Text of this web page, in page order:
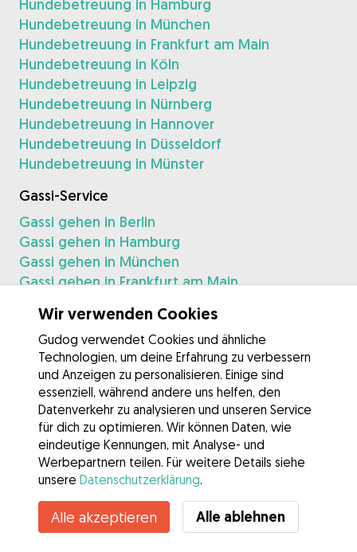
Wir verwenden Cookies
Gudog verwendet Cookies und ähnliche
Technologien, um deine Erfahrung zu verbessern
und Anzeigen zu personalisieren. Einige sind
essenziell, während andere uns helfen, den
Datenverkehr zu analysieren und unseren Service
für dich zu optimieren. Wir können Daten, wie
eindeutige Kennungen, mit Analyse- und
Werbepartnern teilen. Für weitere Details siehe
unsere Datenschutzerklärung.
Alle akzeptieren Alle ablehnen
Hundebetreuung in Hamburg
Hundebetreuung in München
Hundebetreuung in Frankfurt am Main
Hundebetreuung in Köln
Hundebetreuung in Leipzig
Hundebetreuung in Nürnberg
Hundebetreuung in Hannover
Hundebetreuung in Düsseldorf
Hundebetreuung in Münster
Gassi-Service
Gassi gehen in Berlin
Gassi gehen in Hamburg
Gassi gehen in München
Gassi gehen in Frankfurt am Main
Gassi gehen in Leipzig
Gassi gehen in Nürnberg
Gassi gehen in Hannover
Gassi gehen in Düsseldorf
Gassi gehen in Münster
Hundetagesbetreuung
Hundetagesbetreuung in Berlin
Hundetagesbetreuung in Hamburg
Hundetagesbetreuung in München
Hundetagesbetreuung in Frankfurt am Main
Hundetagesbetreuung in Köln